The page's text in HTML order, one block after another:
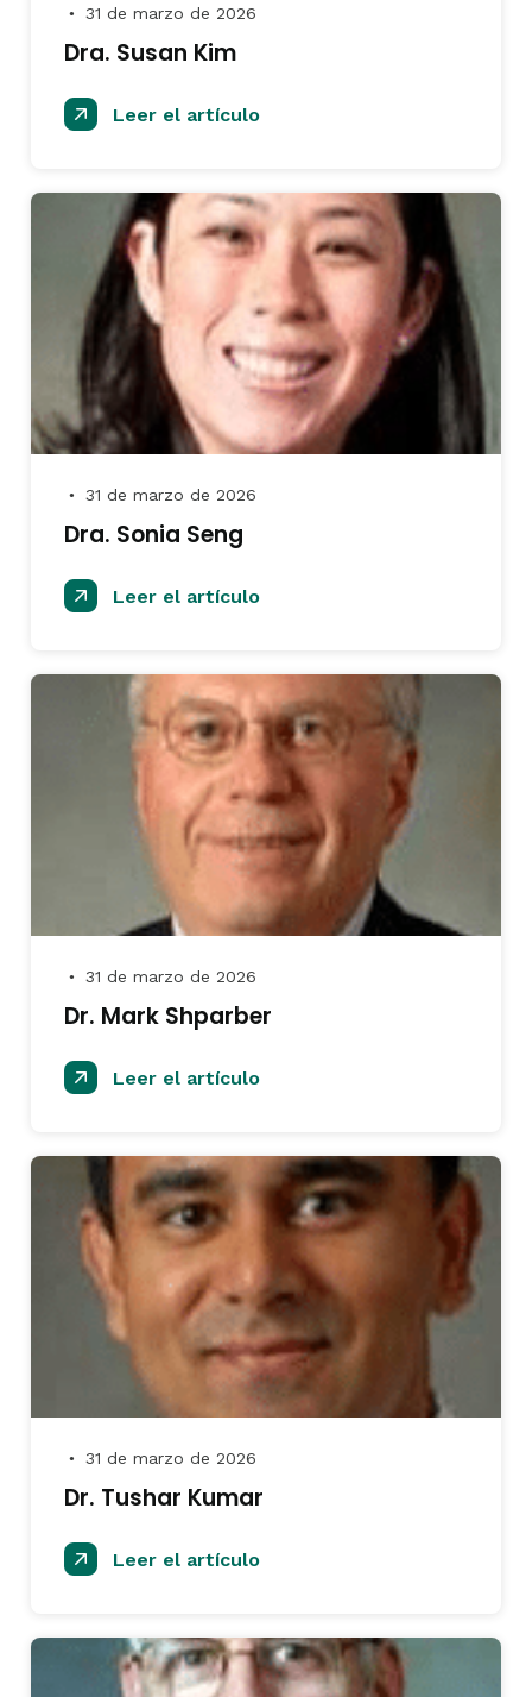
● 31 de marzo de 2026
Dra. Susan Kim
Leer el artículo
● 31 de marzo de 2026
Dra. Sonia Seng
Leer el artículo
● 31 de marzo de 2026
Dr. Mark Shparber
Leer el artículo
● 31 de marzo de 2026
Dr. Tushar Kumar
Leer el artículo